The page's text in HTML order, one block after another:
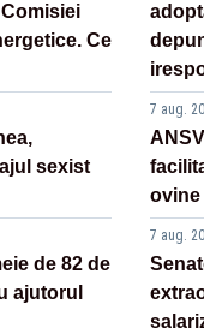
Ce
sexist
de 82 de
ajutorul
7 aug.
7 aug.